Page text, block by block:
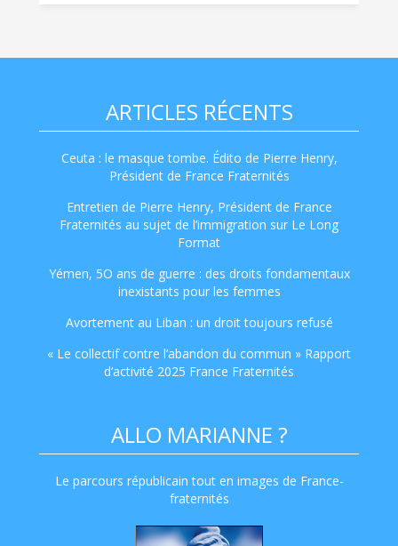
ARTICLES RÉCENTS
Ceuta : le masque tombe. Édito de Pierre Henry,
Président de France Fraternités
Entretien de Pierre Henry, Président de France
Fraternités au sujet de l’immigration sur Le Long
Format
Yémen, 5O ans de guerre : des droits fondamentaux
inexistants pour les femmes
Avortement au Liban : un droit toujours refusé
« Le collectif contre l’abandon du commun » Rapport
d’activité 2025 France Fraternités
ALLO MARIANNE ?
Le parcours républicain tout en images de France-
fraternités